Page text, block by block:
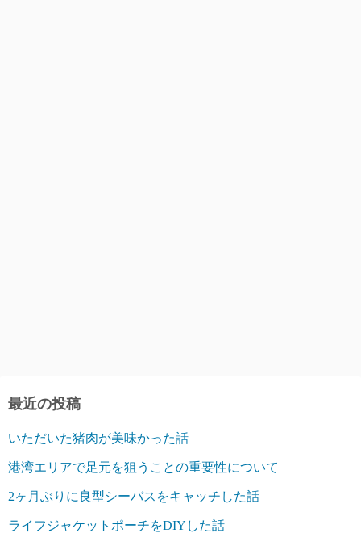
最近の投稿
いただいた猪肉が美味かった話
港湾エリアで足元を狙うことの重要性について
2ヶ月ぶりに良型シーバスをキャッチした話
ライフジャケットポーチをDIYした話